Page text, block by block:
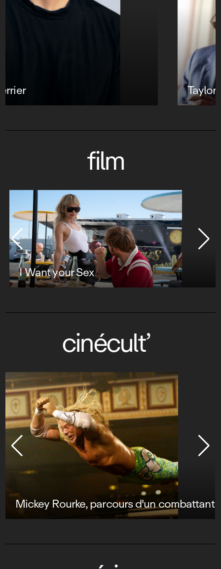
Taylor Hackford
film
I Want your Sex
cinécult’
Mickey Rourke, parcours d'un combattant